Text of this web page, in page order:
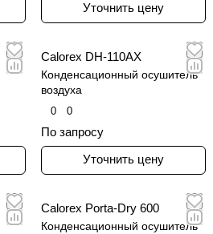
Уточнить цену
Calorex DH-110AX
Конденсационный осушитель
воздуха
0 0
По запросу
Уточнить цену
Calorex Porta-Dry 600
Конденсационный осушитель